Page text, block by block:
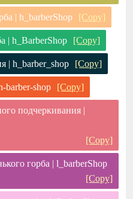
| h_barberShop [Copy]
| h_BarberShop [Copy]
| h_barber_shop [Copy]
barber-shop [Copy]
подчеркивания |
[Copy]
горба | l_barberShop
[Copy]